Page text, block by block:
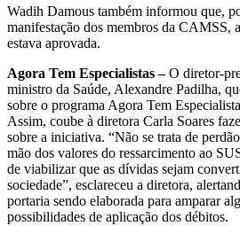
Wadih Damous também informou que,
manifestação dos membros da CAMSS,
estava aprovada.
Agora Tem Especialistas –O diretor-
ministro da Saúde, Alexandre Padilha,
sobre o programa Agora Tem
Assim, coube à diretora Carla Soares
sobre a iniciativa. “Não se trata de
mão dos valores do ressarcimento ao
de viabilizar que as dívidas sejam
sociedade”, esclareceu a diretora,
portaria sendo elaborada para amparar
possibilidades de aplicação dos débitos.